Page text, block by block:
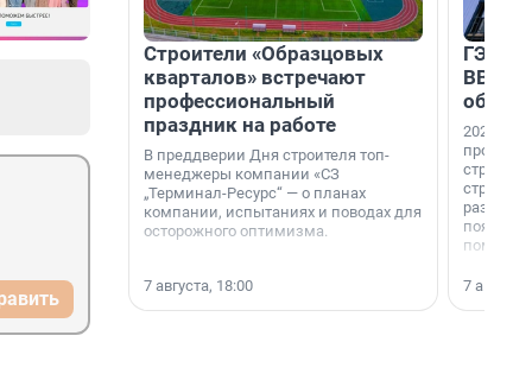
Строители «Образцовых
кварталов» встречают
профессиональный
праздник на работе
В преддверии Дня строителя топ-
менеджеры компании «СЗ
„Терминал-Ресурс“ — о планах
компании, испытаниях и поводах для
осторожного оптимизма.
7 августа, 18:00
ГЭС,
ВВП: в
об
2026-й —
раз. В
7